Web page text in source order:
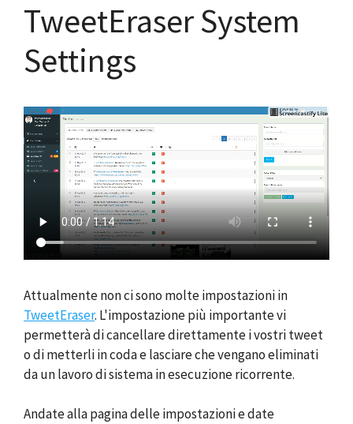
TweetEraser System
Settings
Attualmente non ci sono molte impostazioni in
TweetEraser. L'impostazione più importante vi
permetterà di cancellare direttamente i vostri tweet
o di metterli in coda e lasciare che vengano eliminati
da un lavoro di sistema in esecuzione ricorrente.
Andate alla pagina delle impostazioni e date